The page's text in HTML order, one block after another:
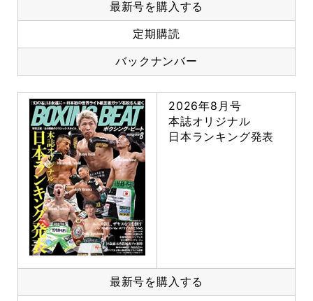
最新号を購入する
定期購読
バックナンバー
2026年8月号
本誌オリジナル
日本ランキング発表
最新号を購入する